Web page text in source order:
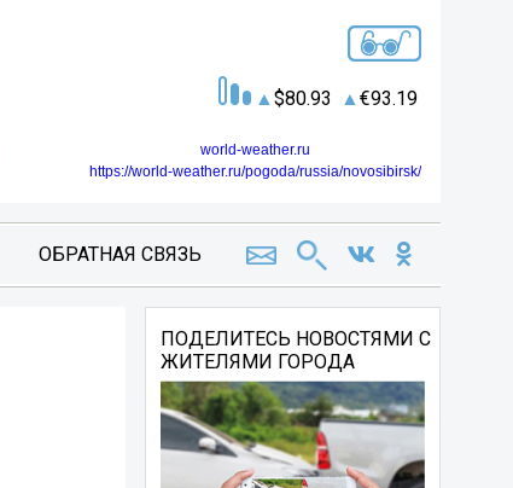
80.93 93.19
world-weather.ru
https://world-weather.ru/pogoda/russia/novosibirsk/
ОБРАТНАЯ СВЯЗЬ
ПОДЕЛИТЕСЬ НОВОСТЯМИ С
ЖИТЕЛЯМИ ГОРОДА